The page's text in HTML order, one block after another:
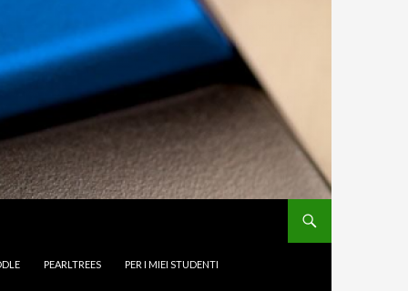
PEARLTREES PER I MIEI STUDENTI